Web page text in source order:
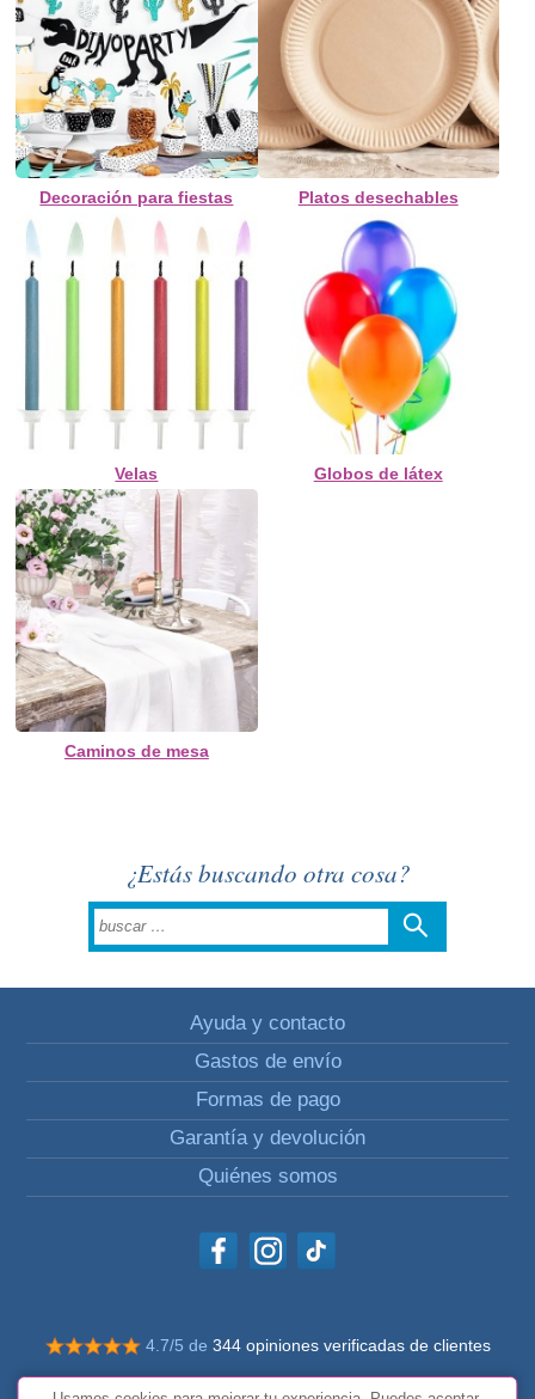
Decoración para fiestas Platos desechables
Velas Globos de látex
Caminos de mesa
¿Estás buscando otra cosa?
Ayuda y contacto
Gastos de envío
Formas de pago
Garantía y devolución
Quiénes somos
4.7/5 de 344 opiniones verificadas de clientes
© Todos los derechos reservados Impulsivos